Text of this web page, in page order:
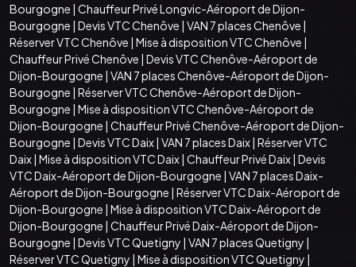
Bourgogne | Chauffeur Privé Longvic-Aéroport de Dijon-
Bourgogne | Devis VTC Chenôve | VAN 7 places Chenôve |
Réserver VTC Chenôve | Mise à disposition VTC Chenôve |
Chauffeur Privé Chenôve | Devis VTC Chenôve-Aéroport de
Dijon-Bourgogne | VAN 7 places Chenôve-Aéroport de Dijon-
Bourgogne | Réserver VTC Chenôve-Aéroport de Dijon-
Bourgogne | Mise à disposition VTC Chenôve-Aéroport de
Dijon-Bourgogne | Chauffeur Privé Chenôve-Aéroport de Dijon-
Bourgogne | Devis VTC Daix| VAN 7 places Daix| Réserver VTC
Daix| Mise à disposition VTC Daix| Chauffeur Privé Daix| Devis
VTC Daix-Aéroport de Dijon-Bourgogne | VAN 7 places Daix-
Aéroport de Dijon-Bourgogne | Réserver VTC Daix-Aéroport de
Dijon-Bourgogne | Mise à disposition VTC Daix-Aéroport de
Dijon-Bourgogne | Chauffeur Privé Daix-Aéroport de Dijon-
Bourgogne | Devis VTC Quetigny | VAN 7 places Quetigny |
Réserver VTC Quetigny | Mise à disposition VTC Quetigny |